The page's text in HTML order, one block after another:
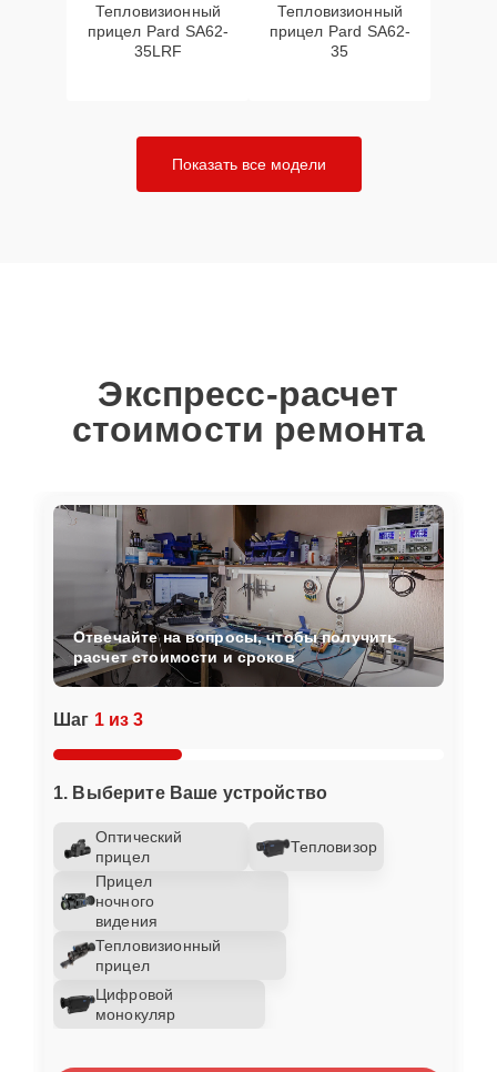
Тепловизионный
прицел Pard SA62-
35LRF
Тепловизионный
прицел Pard SA62-
35
Показать все модели
Экспресс-расчет
стоимости ремонта
Шаг 1 из 3
1. Выберите Ваше устройство
Оптический
прицел
Тепловизор
Прицел
ночного
видения
Тепловизионный
прицел
Цифровой
монокуляр
Отвечайте на вопросы, чтобы получить
расчет стоимости и сроков